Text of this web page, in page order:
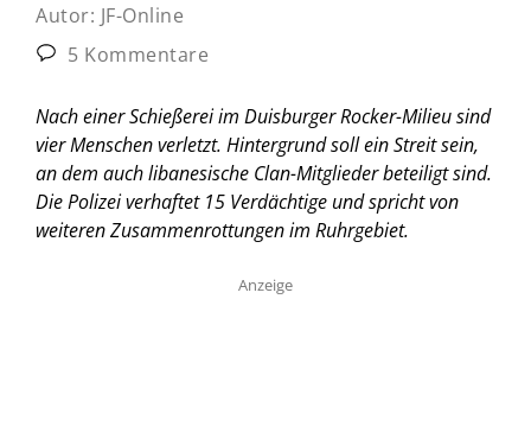
Autor: JF-Online
5 Kommentare
Nach einer Schießerei im Duisburger Rocker-Milieu sind
vier Menschen verletzt. Hintergrund soll ein Streit sein,
an dem auch libanesische Clan-Mitglieder beteiligt sind.
Die Polizei verhaftet 15 Verdächtige und spricht von
weiteren Zusammenrottungen im Ruhrgebiet.
Anzeige